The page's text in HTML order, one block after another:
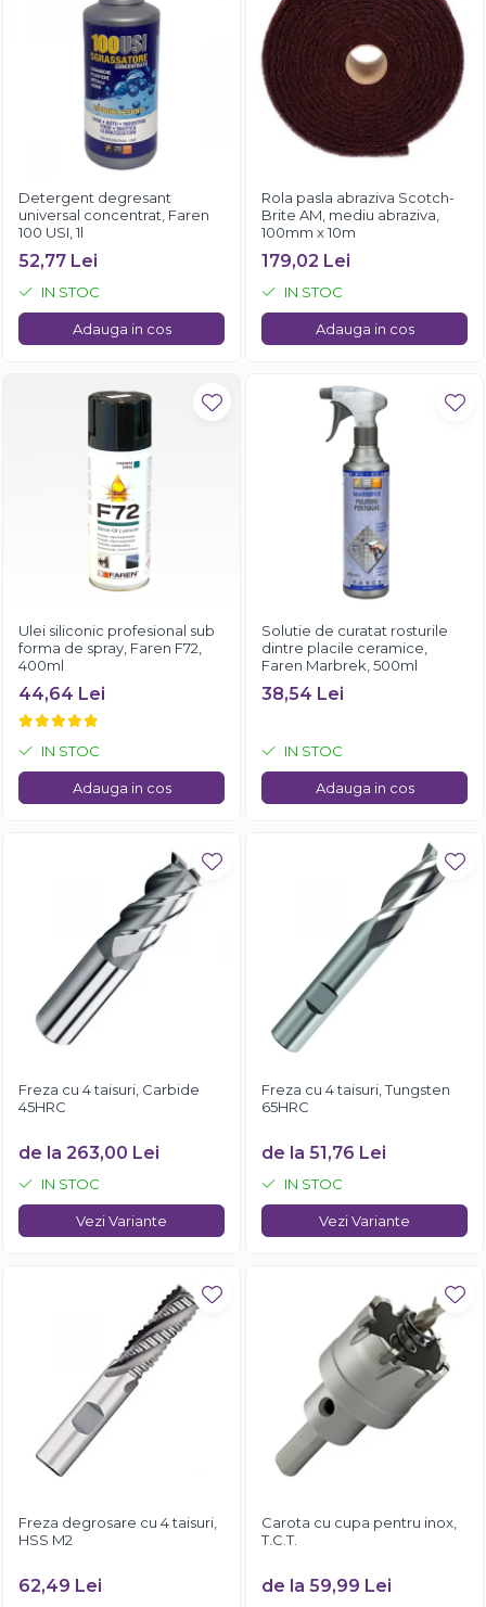
Detergent degresant
universal concentrat, Faren
100 USI, 1l
52,77 Lei
IN STOC
Adauga in cos
Rola pasla abraziva Scotch-
Brite AM, mediu abraziva,
100mm x 10m
179,02 Lei
IN STOC
Adauga in cos
Ulei siliconic profesional sub
forma de spray, Faren F72,
400ml
44,64 Lei
IN STOC
Adauga in cos
Solutie de curatat rosturile
dintre placile ceramice,
Faren Marbrek, 500ml
38,54 Lei
IN STOC
Adauga in cos
Freza cu 4 taisuri, Carbide
45HRC
de la 263,00 Lei
IN STOC
Vezi Variante
Freza cu 4 taisuri, Tungsten
65HRC
de la 51,76 Lei
IN STOC
Vezi Variante
Freza degrosare cu 4 taisuri,
HSS M2
62,49 Lei
Carota cu cupa pentru inox,
T.C.T.
de la 59,99 Lei